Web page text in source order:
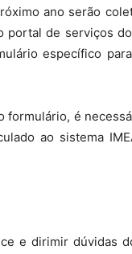
ano serão
de serviços
específico
formulário, é
ao sistema
e dirimir dúvidas